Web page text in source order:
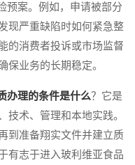
案。例如，申请被部分
现严重缺陷时如何紧急整
的消费者投诉或市场监督
保业务的长期稳定。
办理的条件是什么？它是
技术、管理和本地实践。
到准备翔实文件并建立质
有志于进入玻利维亚食品